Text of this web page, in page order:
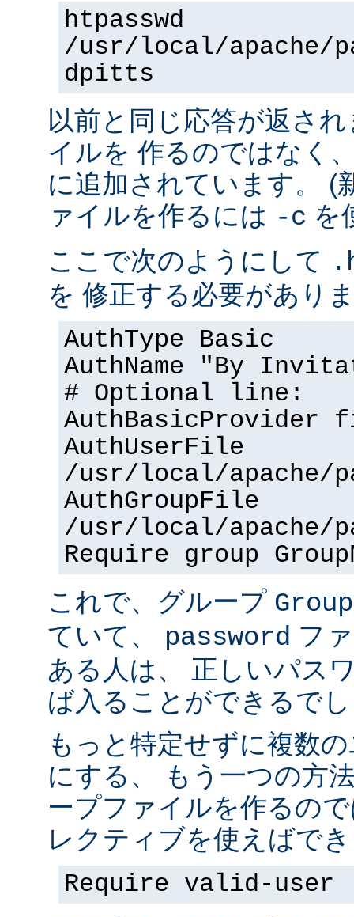
htpasswd
/usr/local/apache/
dpitts
以前と同じ応答が返さ
イルを 作るのではなく
に追加されています。 (
ァイルを作るには -c を
ここで次のようにして
を 修正する必要があり
AuthType Basic
AuthName "By
# Optional line:
AuthBasicProvider
AuthUserFile
/usr/local/apache/
AuthGroupFile
/usr/local/apache/
Require group
これで、グループ
ていて、 password フ
ある人は、 正しいパス
ば入ることができるで
もっと特定せずに複数
にする、 もう一つの方
ープファイルを作るの
レクティブを使えばで
Require valid-user